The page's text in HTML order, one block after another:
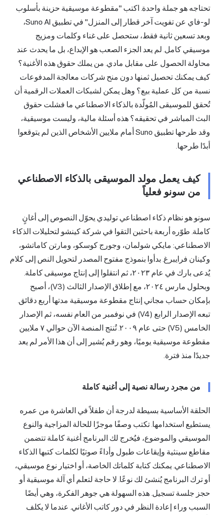
هو جملة واحدة. اكتب "مقطوعة موسيقية حزينة بأسلوب
لو-فاي عن تفويت آخر قطار إلى المنزل" في تطبيق Suno AI،
تسعين ثانية فقط، ستحصل على غناء وكلمات ومزيج
كامل. لم يعد الجزء الصعب هو الإبداع، بل ما يحدث عند
الحصول على مقابل مادي. من يملك حقوق هذه الأغنية؟
تحصيل ثمنها دون منح شركات معالجة المدفوعات
من كل عملية بيع؟ وهل يمكن لشبكات العملات الرقمية أن
للموسيقى المُولّدة بالذكاء الاصطناعي ما فشلت حقوق
المباشر في تحقيقه؟ هذه أسئلة مالية، وليست موسيقية،
وقد طرحها تطبيق Suno أمام ملايين الأشخاص الذين لم يتوقعوا
يعمل مولد الموسيقى بالذكاء الاصطناعي
سونو فعلياً
هو نظام ذكاء اصطناعي توليدي يحوّل النصوص إلى أغانٍ
طوّره أربعة باحثين التقوا في شركة كينشو لتحليلات الذكاء
مايكي شولمان، وجورج كوسكو، ومارتن كاماتشو،
فرايبرغ. بدأوا بنموذج مفتوح المصدر لتحويل النص إلى كلام
يُدعى بارك في عام ٢٠٢٣، ثم انتقلوا إلى إنتاج موسيقى كاملة.
وبحلول مارس ٢٠٢٤، مع إطلاق الإصدار الثالث (V3)، أصبح
حساب مجاني إنتاج مقطوعة موسيقية مدتها أربع دقائق.
تبعه الإصدار الرابع (V4) في نوفمبر من العام نفسه، ثم الإصدار
الخامس (V5) حتى عام ٢٠٠٩. تُنتج المنصة الآن حوالي ٧ ملايين
موسيقية يوميًا، وهو رقم يُشير إلى أن هذا الأمر لم يعد
منذ فترة.
مجرد رسالة نصية إلى أغنية كاملة
الأساسية بسيطة لدرجة أن طفلاً في العاشرة من عمره
استخدامها. تكتب وصفًا موجزًا للحالة المزاجية والنوع
والموضوع، فيُخرج لك البرنامج أغنية كاملة تتضمن
سينثية وإيقاعات طبول وأداءً صوتيًا لكلمات كتبها الذكاء
يمكنك كتابة كلماتك الخاصة، أو اختيار نوع موسيقي،
البرنامج يُنشئ لك نوعًا. لا حاجة لتعلم أي آلة موسيقية أو
تسجيل. هذه السهولة هي جوهر الفكرة، وهي أيضًا
وراء إعادة النظر في دور كاتب الأغاني. عندما لا يكلف